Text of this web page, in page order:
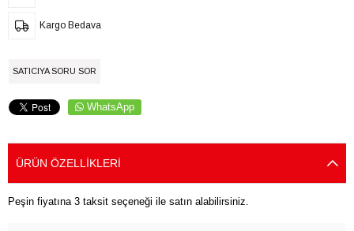
Kargo Bedava
SATICIYA SORU SOR
WhatsApp
ÜRÜN ÖZELLIKLERI
Peşin fiyatına 3 taksit seçeneği ile satın alabilirsiniz.